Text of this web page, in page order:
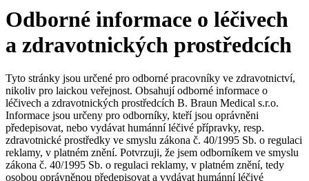
Páteřní chirurgie
Péče o rány
Péče o stomii
Prevence a kontrola infekcí
Řešení
Terapie
Nabídky pracovních míst
Objevte své kariérní příležitosti ​v B. Braun. Vyhledejte náš trh
práce​ pro zajímavé pozice.​
Kontaktní formulář
Registrace k odběru newsletteru
Společnost
Odpovědnost
Média
Kontakt
Odborné informace o léčivech
a zdravotnických prostředcích
Tyto stránky jsou určené pro odborné pracovníky ve zdravotnictví,
nikoliv pro laickou veřejnost. Obsahují odborné informace o
léčivech a zdravotnických prostředcích B. Braun Medical s.r.o.
Informace jsou určeny pro odborníky, kteří jsou oprávněni
předepisovat, nebo vydávat humánní léčivé přípravky, resp.
zdravotnické prostředky ve smyslu zákona č. 40/1995 Sb. o regulaci
reklamy, v platném znění. Potvrzuji, že jsem odborníkem ve smyslu
zákona č. 40/1995 Sb. o regulaci reklamy, v platném znění, tedy
osobou oprávněnou předepisovat a vydávat humánní léčivé